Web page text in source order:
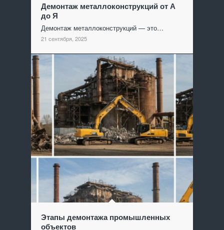
Демонтаж металлоконструкций от А
до Я
Демонтаж металлоконструкций — это…
21 сентября, 2025
Этапы демонтажа промышленных
объектов